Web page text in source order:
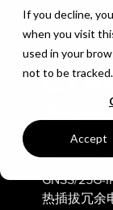
If you decline,
when you visit
used in your
not to be tracked.
Accept
同步发
4K | 12G-
稳定性/多输
GNSS/25G-
热插拔冗余